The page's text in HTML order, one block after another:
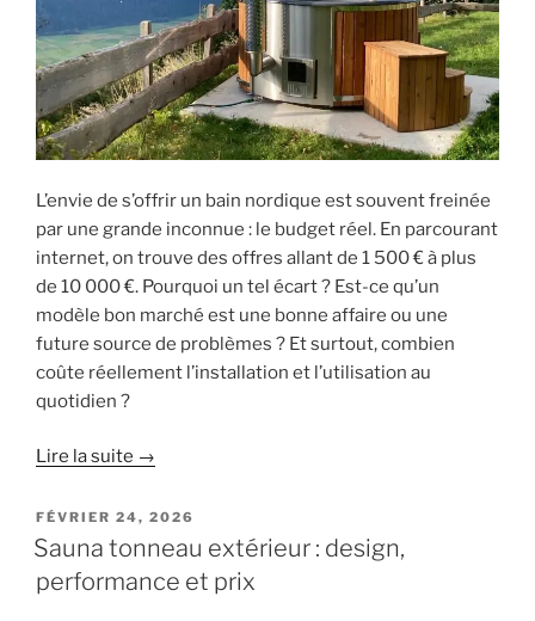
L’envie de s’offrir un bain nordique est souvent freinée
par une grande inconnue : le budget réel. En parcourant
internet, on trouve des offres allant de 1 500 € à plus
de 10 000 €. Pourquoi un tel écart ? Est-ce qu’un
modèle bon marché est une bonne affaire ou une
future source de problèmes ? Et surtout, combien
coûte réellement l’installation et l’utilisation au
quotidien ?
Lire la suite →
PUBLIÉ
LE
FÉVRIER 24, 2026
Sauna tonneau extérieur : design,
performance et prix